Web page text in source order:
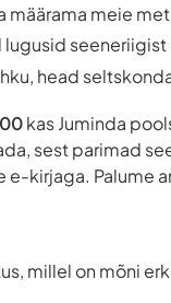
määrama meie
lugusid
head
kas Juminda
sest parimad
e-kirjaga. Palume
millel on mõni